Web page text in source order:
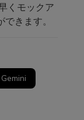
くモックア
きます。
Gemini